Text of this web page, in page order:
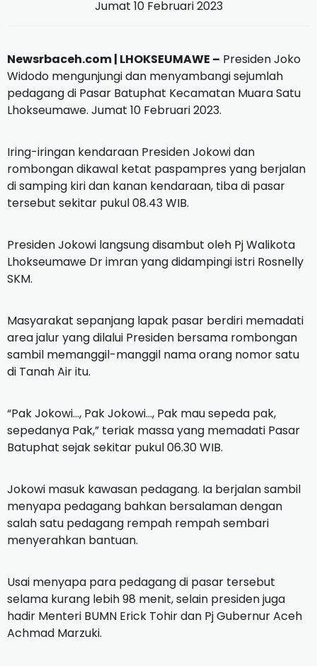
Jumat 10 Februari 2023
Newsrbaceh.com | LHOKSEUMAWE – Presiden Joko
Widodo mengunjungi dan menyambangi sejumlah
pedagang di Pasar Batuphat Kecamatan Muara Satu
Lhokseumawe. Jumat 10 Februari 2023.
Iring-iringan kendaraan Presiden Jokowi dan
rombongan dikawal ketat paspampres yang berjalan
di samping kiri dan kanan kendaraan, tiba di pasar
tersebut sekitar pukul 08.43 WIB.
Presiden Jokowi langsung disambut oleh Pj Walikota
Lhokseumawe Dr imran yang didampingi istri Rosnelly
SKM.
Masyarakat sepanjang lapak pasar berdiri memadati
area jalur yang dilalui Presiden bersama rombongan
sambil memanggil-manggil nama orang nomor satu
di Tanah Air itu.
“Pak Jokowi…, Pak Jokowi…, Pak mau sepeda pak,
sepedanya Pak,” teriak massa yang memadati Pasar
Batuphat sejak sekitar pukul 06.30 WIB.
Jokowi masuk kawasan pedagang. Ia berjalan sambil
menyapa pedagang bahkan bersalaman dengan
salah satu pedagang rempah rempah sembari
menyerahkan bantuan.
Usai menyapa para pedagang di pasar tersebut
selama kurang lebih 98 menit, selain presiden juga
hadir Menteri BUMN Erick Tohir dan Pj Gubernur Aceh
Achmad Marzuki.